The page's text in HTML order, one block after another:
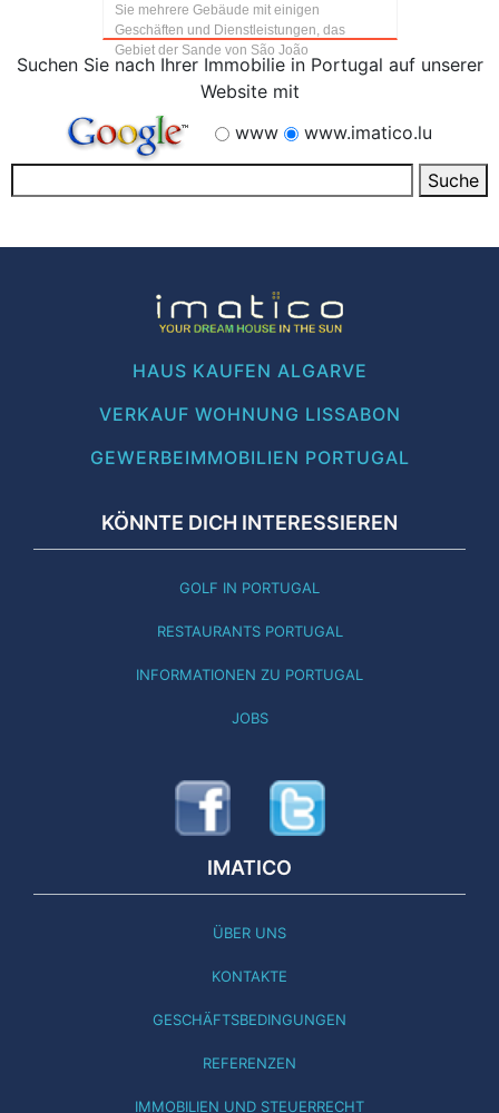
Sie mehrere Gebäude mit einigen
Geschäften und Dienstleistungen, das
Gebiet der Sande von São João
Suchen Sie nach Ihrer Immobilie in Portugal auf unserer
Website mit
www
www.imatico.lu
HAUS KAUFEN ALGARVE
VERKAUF WOHNUNG LISSABON
GEWERBEIMMOBILIEN PORTUGAL
KÖNNTE DICH INTERESSIEREN
GOLF IN PORTUGAL
RESTAURANTS PORTUGAL
INFORMATIONEN ZU PORTUGAL
JOBS
IMATICO
ÜBER UNS
KONTAKTE
GESCHÄFTSBEDINGUNGEN
REFERENZEN
IMMOBILIEN UND STEUERRECHT